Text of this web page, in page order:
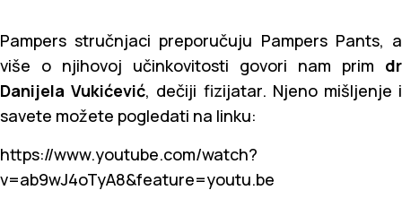
Pampers stručnjaci preporučuju Pampers Pants, a
više o njihovoj učinkovitosti govori nam prim dr
Danijela Vukićević, dečiji fizijatar. Njeno mišljenje i
savete možete pogledati na linku:
https://www.youtube.com/watch?
v=ab9wJ4oTyA8&feature=youtu.be